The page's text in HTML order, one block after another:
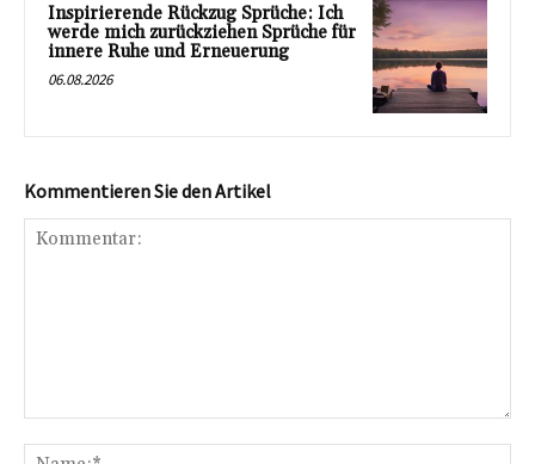
Inspirierende Rückzug Sprüche: Ich
werde mich zurückziehen Sprüche für
innere Ruhe und Erneuerung
06.08.2026
Kommentieren Sie den Artikel